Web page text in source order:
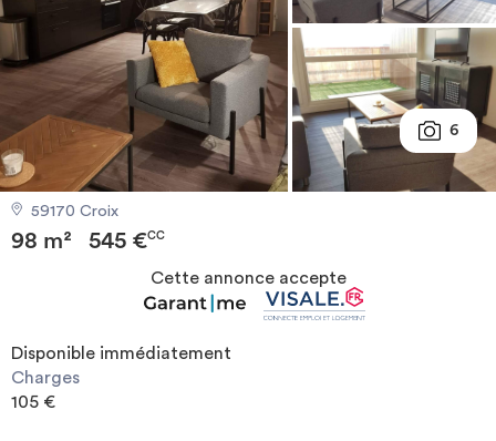
Je propose un bien
Investir
Blog
6
59170 Croix
98 m² 545 €CC
Cette annonce accepte
Disponible immédiatement
Charges
105 €